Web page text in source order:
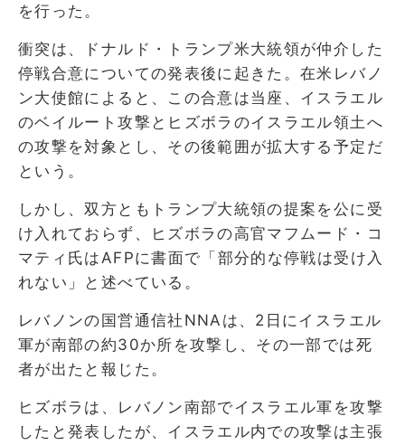
を行った。
衝突は、ドナルド・トランプ米大統領が仲介した
停戦合意についての発表後に起きた。在米レバノ
ン大使館によると、この合意は当座、イスラエル
のベイルート攻撃とヒズボラのイスラエル領土へ
の攻撃を対象とし、その後範囲が拡大する予定だ
という。
しかし、双方ともトランプ大統領の提案を公に受
け入れておらず、ヒズボラの高官マフムード・コ
マティ氏はAFPに書面で「部分的な停戦は受け入
れない」と述べている。
レバノンの国営通信社NNAは、2日にイスラエル
軍が南部の約30か所を攻撃し、その一部では死
者が出たと報じた。
ヒズボラは、レバノン南部でイスラエル軍を攻撃
したと発表したが、イスラエル内での攻撃は主張